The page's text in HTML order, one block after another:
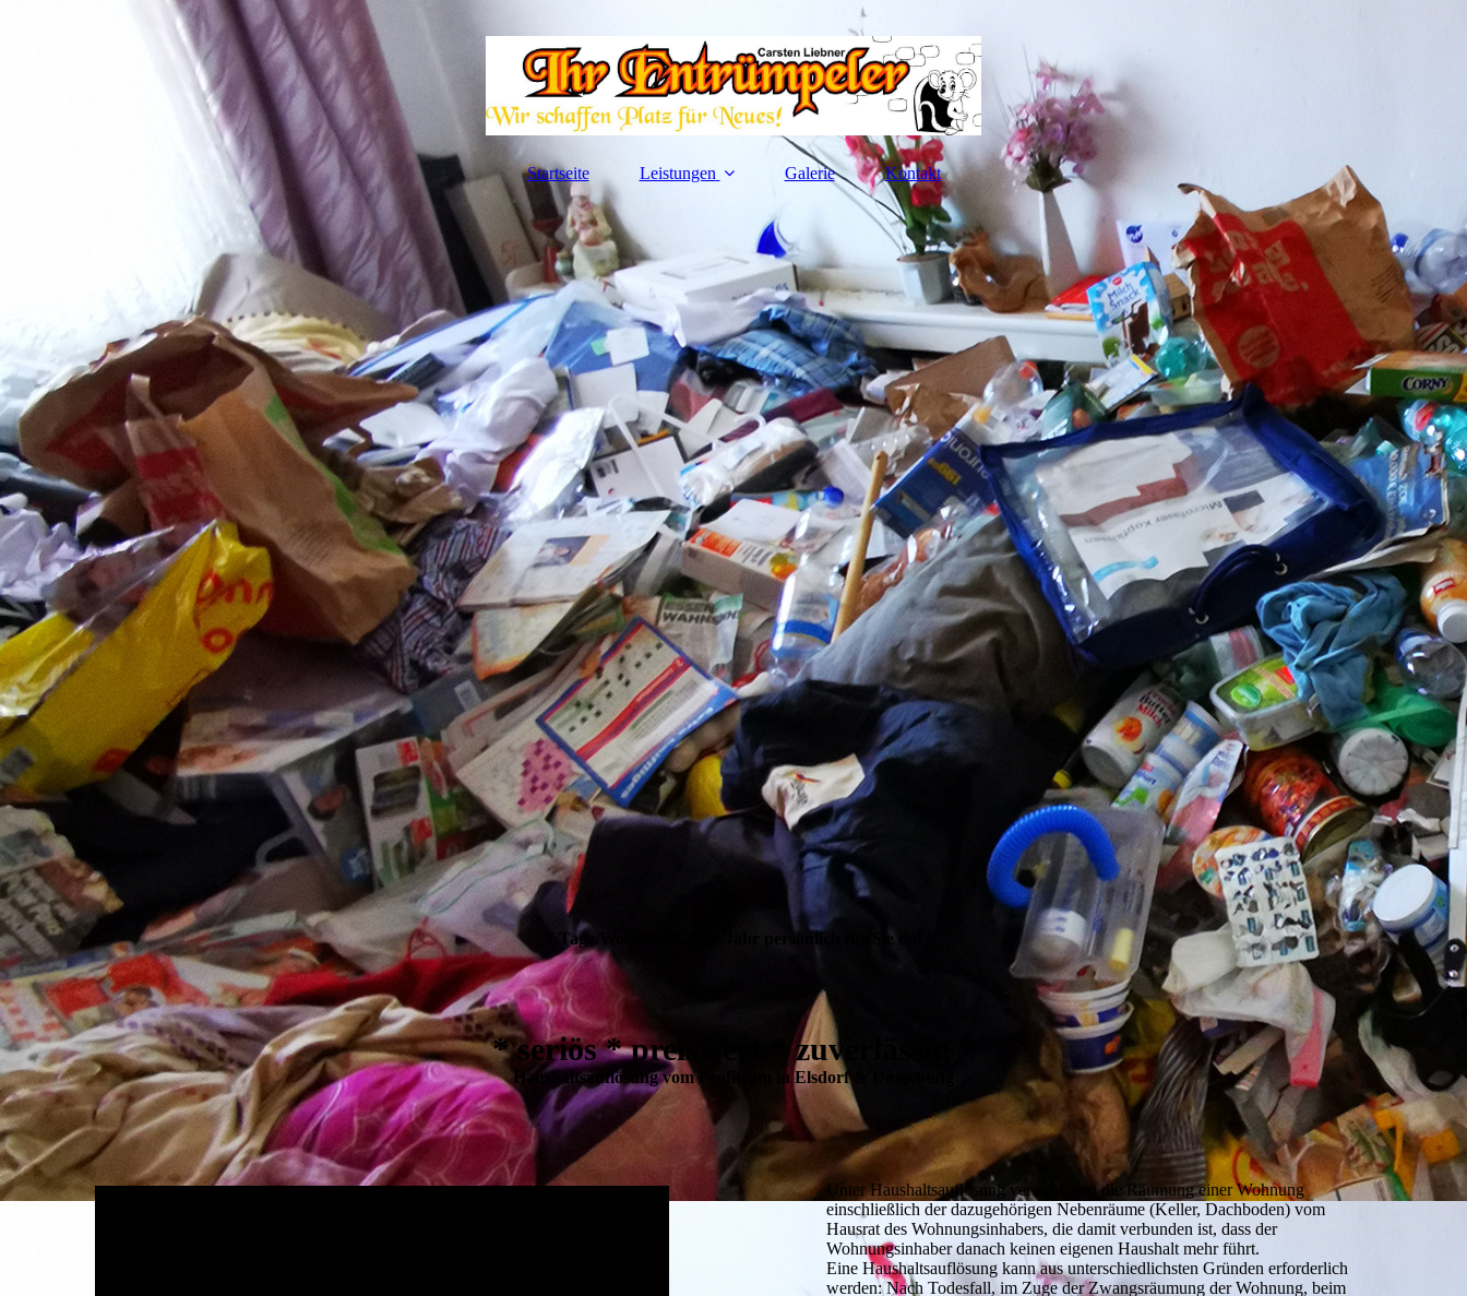
Startseite Leistungen Galerie Kontakt
7 Tage/Woche 365 Tage/Jahr persönlich für Sie da!
* seriös * preiswert * zuverlässig *
Haushalts­auflösung vom Profi­team in Elsdorf & Umgebung
Unter Haushaltsauflösung versteht man die Räumung einer Wohnung
einschließlich der dazugehörigen Nebenräume (Keller, Dachboden) vom
Hausrat des Wohnungsinhabers, die damit verbunden ist, dass der
Wohnungsinhaber danach keinen eigenen Haushalt mehr führt.
Eine Haushaltsauflösung kann aus unterschiedlichsten Gründen erforderlich
werden: Nach Todesfall, im Zuge der Zwangsräumung der Wohnung, beim